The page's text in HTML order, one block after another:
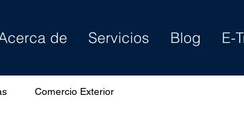
de Servicios Blog E-
Comercio Exterior